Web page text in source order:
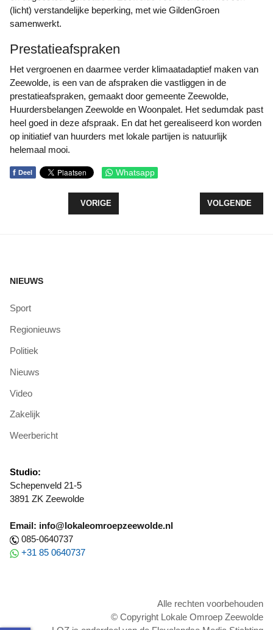
(licht) verstandelijke beperking, met wie GildenGroen
samenwerkt.
Prestatieafspraken
Het vergroenen en daarmee verder klimaatadaptief maken van
Zeewolde, is een van de afspraken die vastliggen in de
prestatieafspraken, gemaakt door gemeente Zeewolde,
Huurdersbelangen Zeewolde en Woonpalet. Het sedumdak past
heel goed in deze afspraak. En dat het gerealiseerd kon worden
op initiatief van huurders met lokale partijen is natuurlijk
helemaal mooi.
f Deel Whatsapp
VORIG ARTIKEL: COMMISSARIS VAN DE KONING
VORIGE VOLGENDE
VOLGENDE
NIEUWS
Sport
Regionieuws
Politiek
Nieuws
Video
Zakelijk
Weerbericht
Studio:
Schepenveld 21-5
3891 ZK Zeewolde
Email: info@lokaleomroepzeewolde.nl
085-0640737
+31 85 0640737
Alle rechten voorbehouden
© Copyright Lokale Omroep Zeewolde